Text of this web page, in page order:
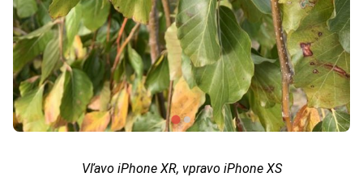
Vľavo iPhone XR, vpravo iPhone XS